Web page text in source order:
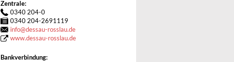
Zentrale:
0340 204-0
0340 204-2691119
info@dessau-rosslau.de
www.dessau-rosslau.de
Bankverbindung: